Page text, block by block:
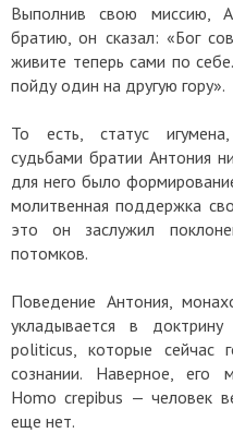
Выполнив свою миссию,
братию, он сказал: «Бог
живите теперь сами по
пойду один на другую гору».
То есть, статус
судьбами братии Антония
для него было
молитвенная поддержка
это он заслужил
потомков.
Поведение Антония,
укладывается в
politicus, которые сейчас
сознании. Наверное, его
Homo crepibus — человек
еще нет.